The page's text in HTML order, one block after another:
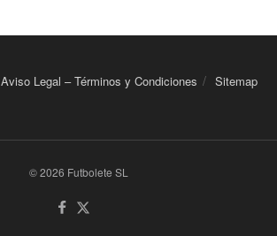
Aviso Legal – Términos y Condiciones Sitemap
© 2026 Futbolete SL